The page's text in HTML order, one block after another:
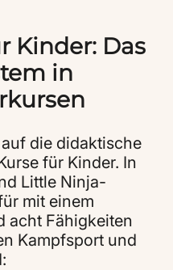
Kinder: Das
in
die didaktische
für Kinder. In
Little Ninja-
mit einem
acht Fähigkeiten
Kampfsport und